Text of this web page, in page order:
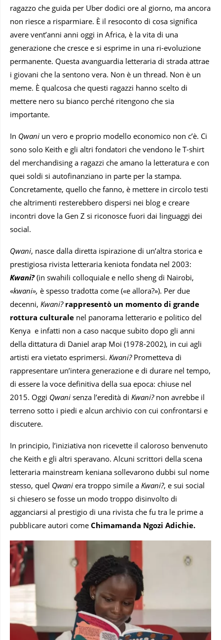
ragazzo che guida per Uber dodici ore al giorno, ma ancora
non riesce a risparmiare. È il resoconto di cosa significa
avere vent’anni anni oggi in Africa, è la vita di una
generazione che cresce e si esprime in una ri-evoluzione
permanente. Questa avanguardia letteraria di strada attrae
i giovani che la sentono vera. Non è un thread. Non è un
meme. È qualcosa che questi ragazzi hanno scelto di
mettere nero su bianco perché ritengono che sia
importante.
In Qwani un vero e proprio modello economico non c’è. Ci
sono solo Keith e gli altri fondatori che vendono le T-shirt
del merchandising a ragazzi che amano la letteratura e con
quei soldi si autofinanziano in parte per la stampa.
Concretamente, quello che fanno, è mettere in circolo testi
che altrimenti resterebbero dispersi nei blog e creare
incontri dove la Gen Z si riconosce fuori dai linguaggi dei
social.
Qwani, nasce dalla diretta ispirazione di un’altra storica e
prestigiosa rivista letteraria keniota fondata nel 2003:
Kwani?(in swahili colloquiale e nello sheng di Nairobi,
«kwani», è spesso tradotta come («e allora?»). Per due
decenni, Kwani? rappresentò un momento di grande
rottura culturale nel panorama letterario e politico del
Kenya e infatti non a caso nacque subito dopo gli anni
della dittatura di Daniel arap Moi (1978-2002), in cui agli
artisti era vietato esprimersi. Kwani?Prometteva di
rappresentare un’intera generazione e di durare nel tempo,
di essere la voce definitiva della sua epoca: chiuse nel
2015. Oggi Qwani senza l’eredità di Kwani?non avrebbe il
terreno sotto i piedi e alcun archivio con cui confrontarsi e
discutere.
In principio, l’iniziativa non ricevette il caloroso benvenuto
che Keith e gli altri speravano. Alcuni scrittori della scena
letteraria mainstream keniana sollevarono dubbi sul nome
stesso, quel Qwani era troppo simile a Kwani?, e sui social
si chiesero se fosse un modo troppo disinvolto di
agganciarsi al prestigio di una rivista che fu tra le prime a
pubblicare autori come Chimamanda Ngozi Adichie.